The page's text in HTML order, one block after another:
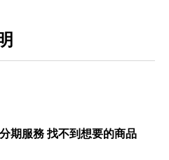
期服務 找不到想要的商品